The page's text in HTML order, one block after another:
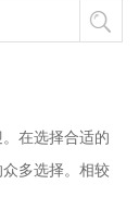
在选择合适的
多选择。相较